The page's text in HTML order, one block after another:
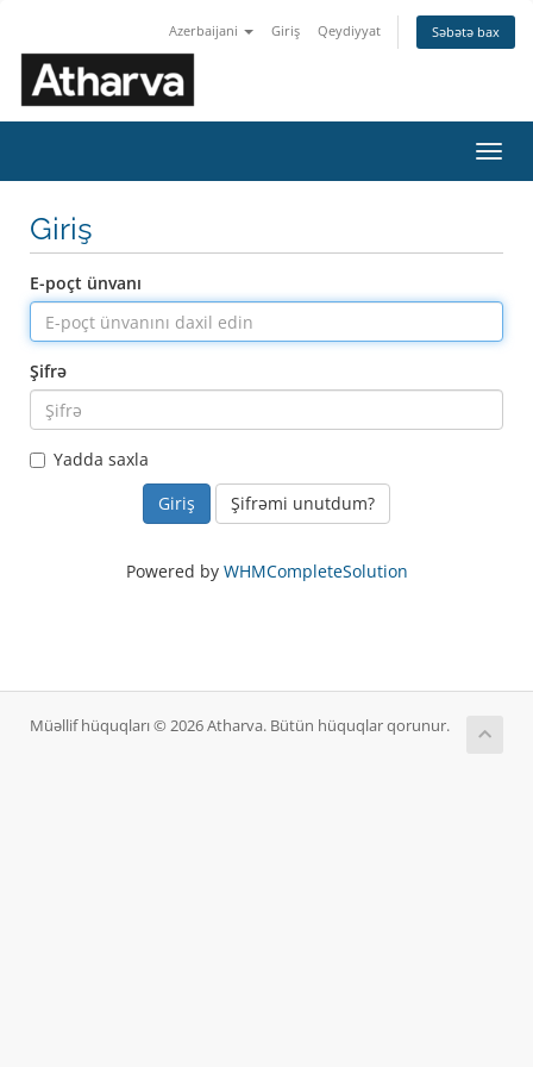
Azerbaijani Giriş Qeydiyyat Səbətə bax
keçid
Giriş
E-poçt ünvanı
Şifrə
Yadda saxla
Şifrəmi unutdum?
Powered by WHMCompleteSolution
Müəllif hüquqları © 2026 Atharva. Bütün hüquqlar qorunur.